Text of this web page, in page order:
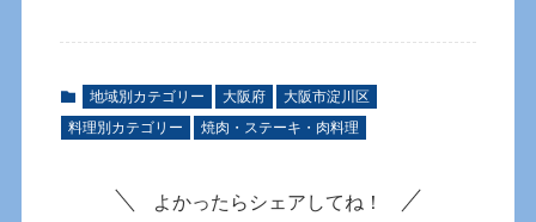
地域別カテゴリー 大阪府
大阪市淀川区
料理別カテゴリー
焼肉・ステーキ・肉料理
よかったらシェアしてね！